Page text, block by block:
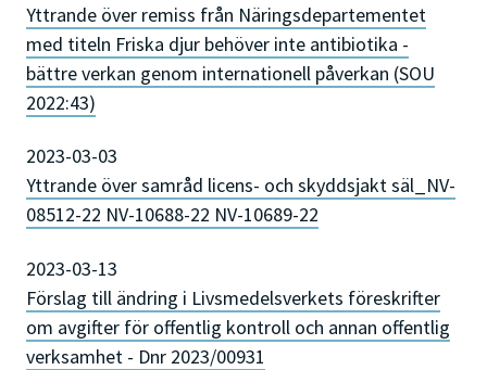
Yttrande över remiss från Näringsdepartementet
med titeln Friska djur behöver inte antibiotika -
bättre verkan genom internationell påverkan (SOU
2022:43)
2023-03-03
Yttrande över samråd licens- och skyddsjakt säl_NV-
08512-22 NV-10688-22 NV-10689-22
2023-03-13
Förslag till ändring i Livsmedelsverkets föreskrifter
om avgifter för offentlig kontroll och annan offentlig
verksamhet - Dnr 2023/00931